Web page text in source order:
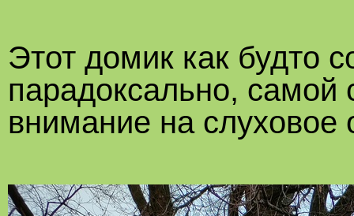
Этот домик как будто
парадоксально, самой
внимание на слуховое